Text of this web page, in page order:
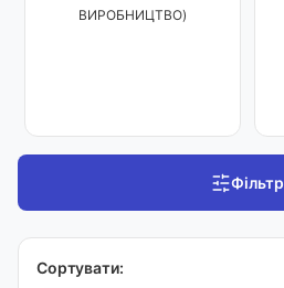
ВИРОБНИЦТВО)
Фільтр
Сортувати: